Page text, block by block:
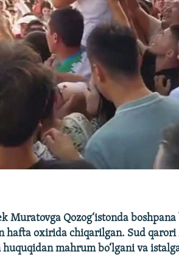
Muratovga Qozog‘istonda
hafta oxirida chiqarilgan. Sud
mahrum bo‘lgani va